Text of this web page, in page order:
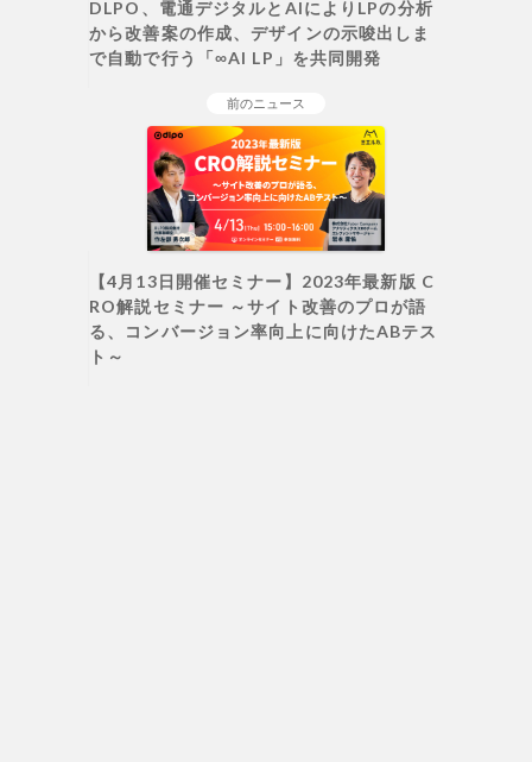
DLPO、電通デジタルとAIによりLPの分析
から改善案の作成、デザインの示唆出しま
で自動で行う「∞AI LP」を共同開発
前のニュース
【4月13日開催セミナー】2023年最新版 C
RO解説セミナー ～サイト改善のプロが語
る、コンバージョン率向上に向けたABテス
ト～